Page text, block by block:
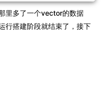
里多了一个vector的数据
行搭建阶段就结束了，接下